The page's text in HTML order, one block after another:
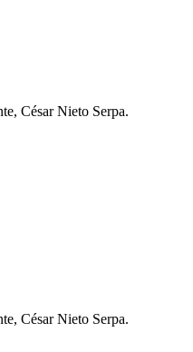
César Nieto Serpa.
César Nieto Serpa.